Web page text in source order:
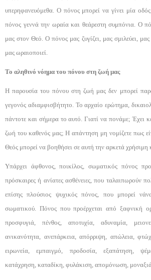
υπερηφανευόμεθα. Ο πόνος μπορεί να γίνει μία
πόνος γεννά την ωραία και θεάρεστη συμπόνια. Ο
μας στον Θεό. Ο πόνος μας ζυγίζει, μας σμιλεύει, μας
μας ωραιοποιεί.
Το αληθινό νόημα του πόνου στη ζωή μας
Η παρουσία του πόνου στη ζωή μας δεν μπορεί
γεγονός αδιαμφισβήτητο. Το αρχαίο ερώτημα,
πάντοτε και σήμερα το αυτό. Γιατί να πονάμε; Έχει
ζωή του καθενός μας; Η απάντηση μη νομίζετε πως
Θεός μπορεί να βοηθήσει σε αυτή την αρκετά
Υπάρχει άφθονος, ποικίλος, σωματικός πόνος
πρόσκαιρες ή ανίατες α­σθένειες, που ταλαιπωρούν
επίσης πλούσιος ψυχικός πόνος, που μπορεί
σωματικού. Πόνος που προέρχε­ται από ξαφνική
προσφυ­γιά, πένθος, αποτυχία, αδυναμία,
ανικανότητα, ανεπάρκεια, απόρριψη, απώ­λεια,
ειρωνεία, εμπαιγ­μό, προδοσία, εξαπάτηση,
κατάχρηση, καταδίκη, φυλάκιση, απομόνωση,